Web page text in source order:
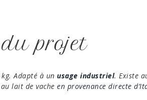
projet
Adapté à un usage industriel. Existe
au lait de vache en provenance directe